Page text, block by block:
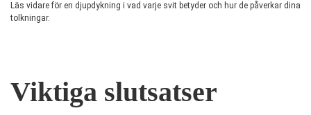
Läs vidare för en djupdykning i vad varje svit betyder och hur de påverkar dina
tolkningar.
Viktiga slutsatser